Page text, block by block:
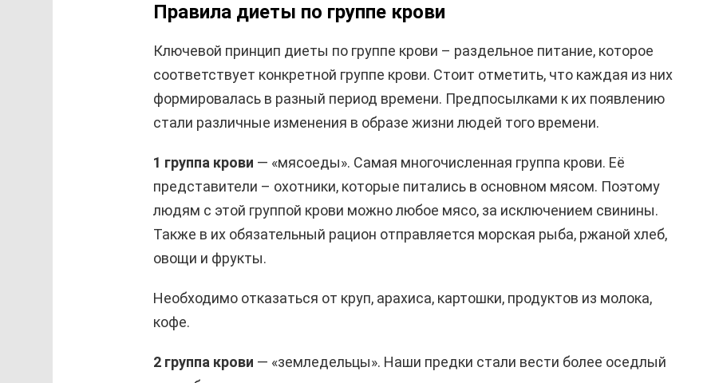
Правила диеты по группе крови
Ключевой принцип диеты по группе крови – раздельное питание, которое
соответствует конкретной группе крови. Стоит отметить, что каждая из них
формировалась в разный период времени. Предпосылками к их появлению
стали различные изменения в образе жизни людей того времени.
1 группа крови — «мясоеды». Самая многочисленная группа крови. Её
представители – охотники, которые питались в основном мясом. Поэтому
людям с этой группой крови можно любое мясо, за исключением свинины.
Также в их обязательный рацион отправляется морская рыба, ржаной хлеб,
овощи и фрукты.
Необходимо отказаться от круп, арахиса, картошки, продуктов из молока,
кофе.
2 группа крови — «земледельцы». Наши предки стали вести более оседлый